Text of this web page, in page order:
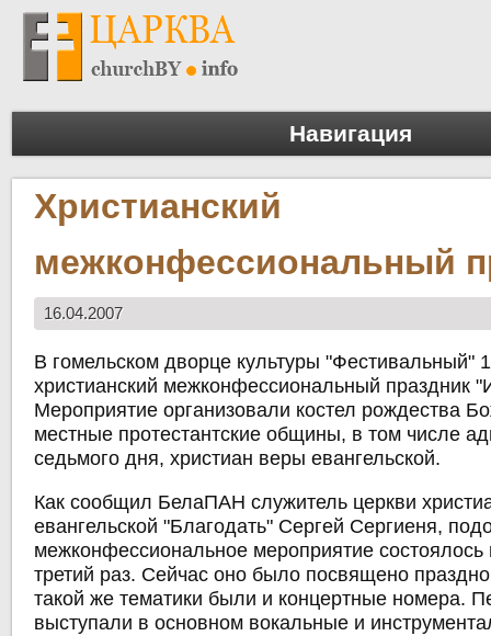
Навигация
Христианский
межконфессиональный
16.04.2007
В гомельском дворце культуры "Фестивальный"
христианский межконфессиональный праздник
Мероприятие организовали костел рождества
местные протестантские общины, в том числе
седьмого дня, христиан веры евангельской.
Как сообщил БелаПАН служитель церкви
евангельской "Благодать" Сергей Сергиеня,
межконфессиональное мероприятие
третий раз. Сейчас оно было посвящено
такой же тематики были и концертные номера.
выступали в основном вокальные и